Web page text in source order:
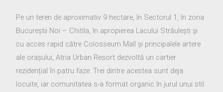
Pe un teren de aproximativ 9 hectare, în Sectorul 1, în zona
Bucureștii Noi – Chitila, în apropierea Lacului Străulești și
cu acces rapid către Colosseum Mall și principalele artere
ale orașului, Atria Urban Resort dezvoltă un cartier
rezidențial în patru faze. Trei dintre acestea sunt deja
locuite, iar comunitatea s-a format organic în jurul unui stil